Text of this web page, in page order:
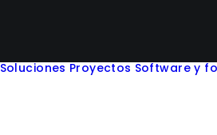
Soluciones Proyectos Software y